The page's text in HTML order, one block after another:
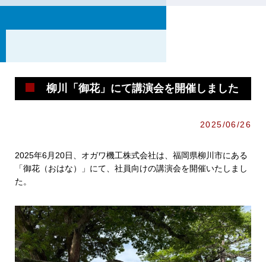
柳川「御花」にて講演会を開催しました
2025/06/26
2025年6月20日、オガワ機工株式会社は、福岡県柳川市にある
「御花（おはな）」にて、社員向けの講演会を開催いたしまし
た。